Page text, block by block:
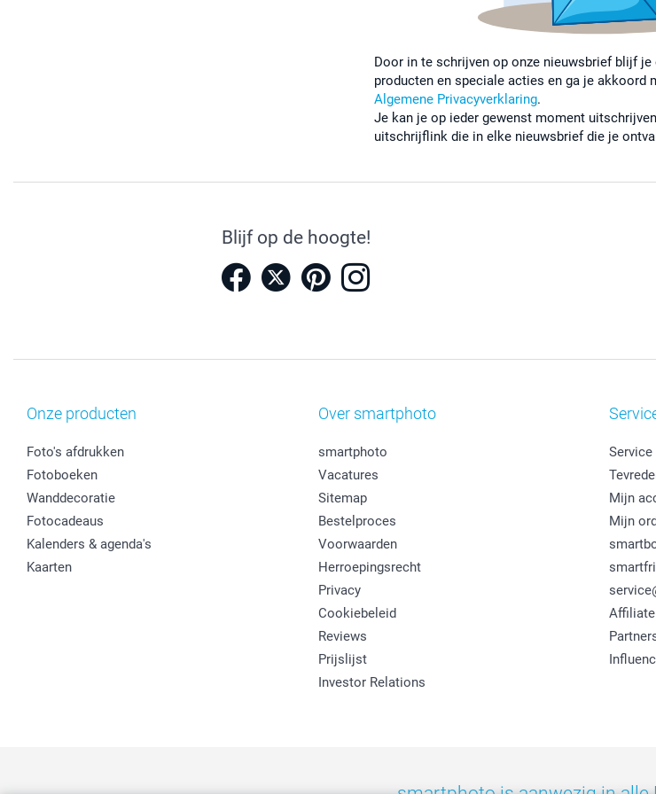
Door in te schrijven op onze nieuwsbrief blijf je
producten en speciale acties en ga je akkoord
Algemene Privacyverklaring.
Je kan je op ieder gewenst moment
uitschrijflink die in elke nieuwsbrief die je
Blijf op de hoogte!
Onze producten
Foto's afdrukken
Fotoboeken
Wanddecoratie
Fotocadeaus
Kalenders & agenda's
Kaarten
Over smartphoto
smartphoto
Vacatures
Sitemap
Bestelproces
Voorwaarden
Herroepingsrecht
Privacy
Cookiebeleid
Reviews
Prijslijst
Investor Relations
Mijn
Mijn